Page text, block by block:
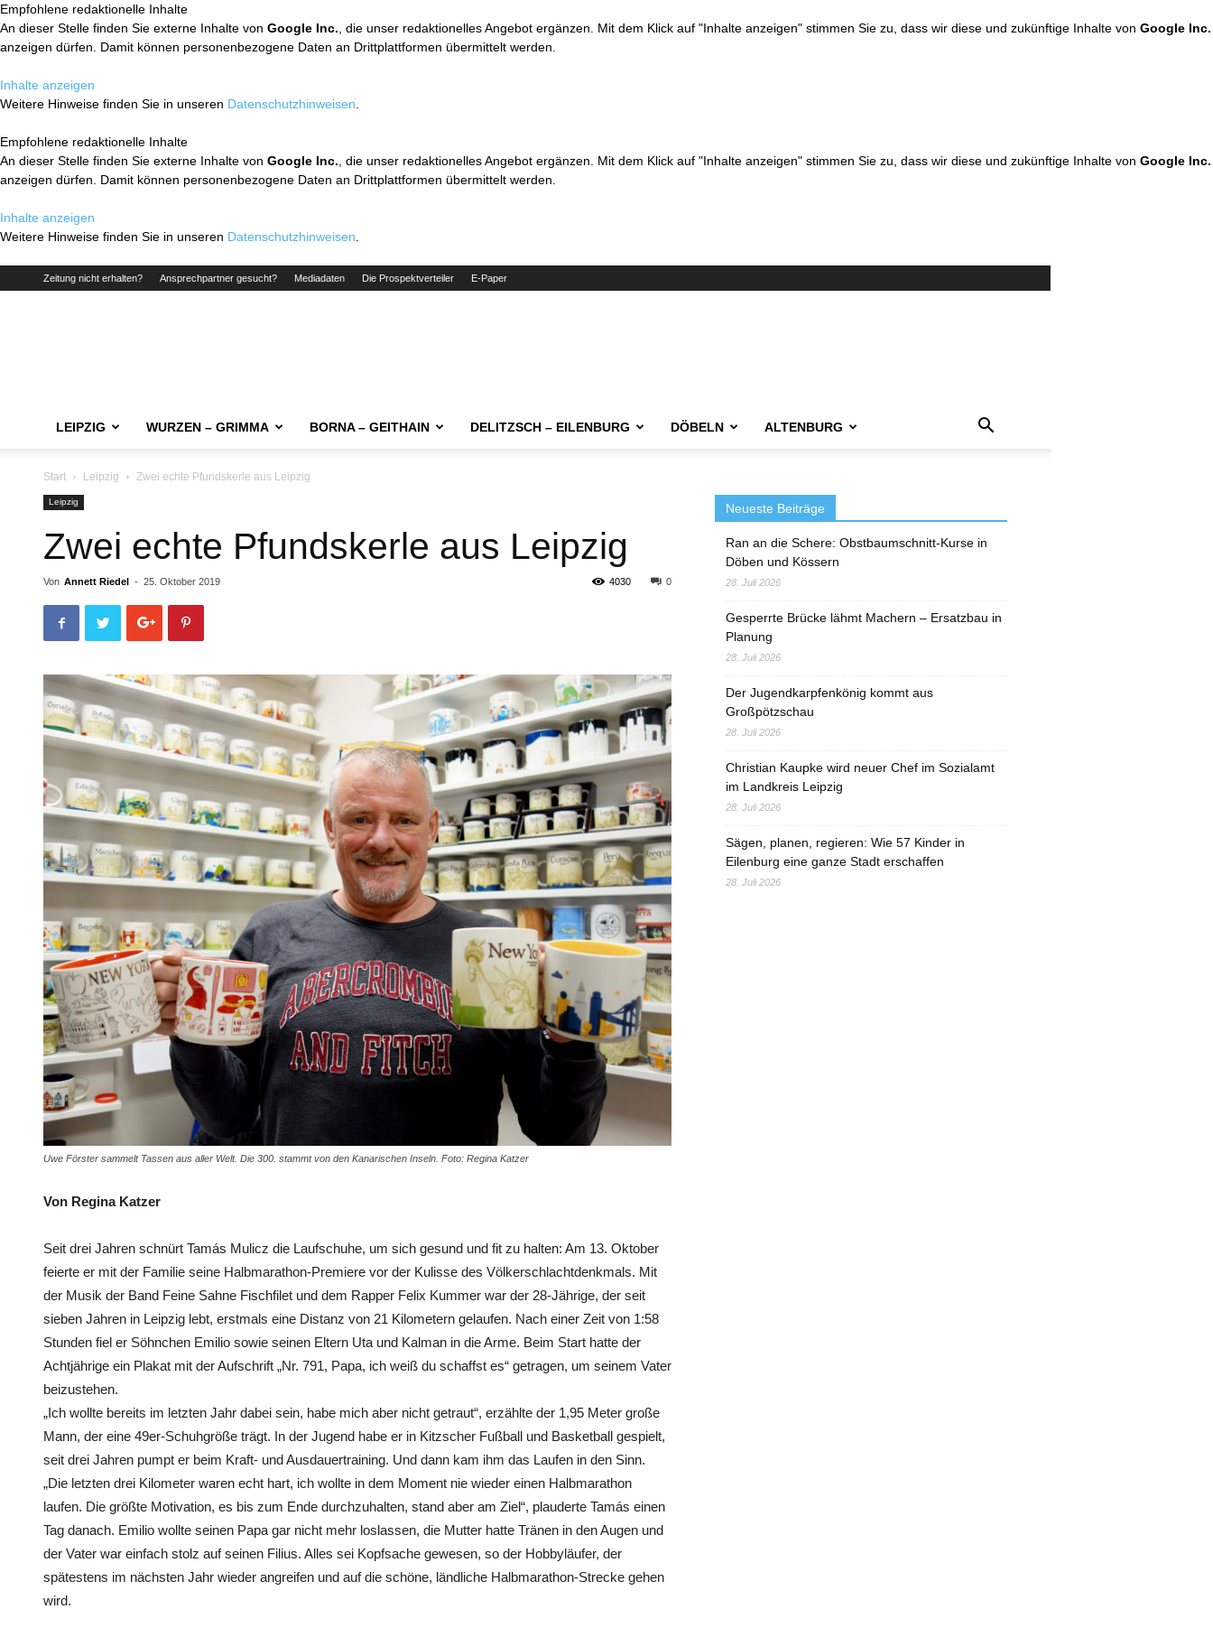
Empfohlene redaktionelle Inhalte
An dieser Stelle finden Sie externe Inhalte von Google Inc. , die unser redaktionelles Angebot ergänzen. Mit dem Klick auf "Inhalte anzeigen" stimmen Sie zu, dass wir diese und zukünftige Inhalte von Google Inc.
anzeigen dürfen. Damit können personenbezogene Daten an Drittplattformen übermittelt werden.
Inhalte anzeigen
Weitere Hinweise finden Sie in unseren Datenschutzhinweisen
Empfohlene redaktionelle Inhalte
An dieser Stelle finden Sie externe Inhalte von Google Inc. , die unser redaktionelles Angebot ergänzen. Mit dem Klick auf "Inhalte anzeigen" stimmen Sie zu, dass wir diese und zukünftige Inhalte von Google Inc.
anzeigen dürfen. Damit können personenbezogene Daten an Drittplattformen übermittelt werden.
Inhalte anzeigen
Weitere Hinweise finden Sie in unseren Datenschutzhinweisen
Zeitung nicht erhalten? Ansprechpartner gesucht? Mediadaten Die Prospektverteiler E-Paper
LEIPZIG WURZEN – GRIMMA BORNA – GEITHAIN DELITZSCH – EILENBURG DÖBELN ALTENBURG
Start Leipzig Zwei echte Pfundskerle aus Leipzig
Leipzig
Zwei echte Pfundskerle aus Leipzig
Von Annett Riedel - 25. Oktober 2019 0
4030
Uwe Förster sammelt Tassen aus aller Welt. Die 300. stammt von den Kanarischen Inseln. Foto: Regina Katzer
Von Regina Katzer
Seit drei Jahren schnürt Tamás Mulicz die Laufschuhe, um sich gesund und fit zu halten: Am 13. Oktober
feierte er mit der Familie seine Halbmarathon-Premiere vor der Kulisse des Völkerschlachtdenkmals. Mit
der Musik der Band Feine Sahne Fischfilet und dem Rapper Felix Kummer war der 28-Jährige, der seit
sieben Jahren in Leipzig lebt, erstmals eine Distanz von 21 Kilometern gelaufen. Nach einer Zeit von 1:58
Stunden fiel er Söhnchen Emilio sowie seinen Eltern Uta und Kalman in die Arme. Beim Start hatte der
Achtjährige ein Plakat mit der Aufschrift „Nr. 791, Papa, ich weiß du schaffst es“ getragen, um seinem Vater
beizustehen.
„Ich wollte bereits im letzten Jahr dabei sein, habe mich aber nicht getraut“, erzählte der 1,95 Meter große
Mann, der eine 49er-Schuhgröße trägt. In der Jugend habe er in Kitzscher Fußball und Basketball gespielt,
seit drei Jahren pumpt er beim Kraft- und Ausdauertraining. Und dann kam ihm das Laufen in den Sinn.
„Die letzten drei Kilometer waren echt hart, ich wollte in dem Moment nie wieder einen Halbmarathon
laufen. Die größte Motivation, es bis zum Ende durchzuhalten, stand aber am Ziel“, plauderte Tamás einen
Tag danach. Emilio wollte seinen Papa gar nicht mehr loslassen, die Mutter hatte Tränen in den Augen und
der Vater war einfach stolz auf seinen Filius. Alles sei Kopfsache gewesen, so der Hobbyläufer, der
spätestens im nächsten Jahr wieder angreifen und auf die schöne, ländliche Halbmarathon-Strecke gehen
wird.
Neueste Beiträge
Ran an die Schere: Obstbaumschnitt-Kurse in
Döben und Kössern
28. Juli 2026
Gesperrte Brücke lähmt Machern – Ersatzbau in
Planung
28. Juli 2026
Der Jugendkarpfenkönig kommt aus
Großpötzschau
28. Juli 2026
Christian Kaupke wird neuer Chef im Sozialamt
im Landkreis Leipzig
28. Juli 2026
Sägen, planen, regieren: Wie 57 Kinder in
Eilenburg eine ganze Stadt erschaffen
28. Juli 2026